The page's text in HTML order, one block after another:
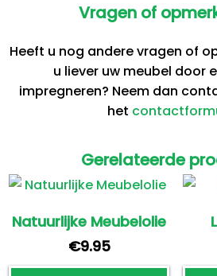
Vragen of
Heeft u nog andere vragen of
u liever uw meubel door
impregneren? Neem dan
het
Gerelateerde
Natuurlijke Meubelolie
€9.95